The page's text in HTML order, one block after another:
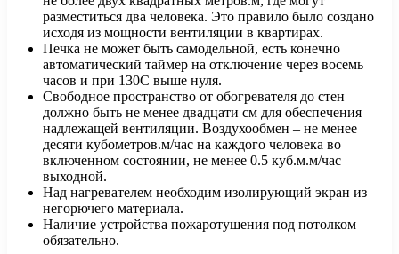
разместиться два человека. Это правило было создано
исходя из мощности вентиляции в квартирах.
Печка не может быть самодельной, есть конечно
автоматический таймер на отключение через восемь
часов и при 130С выше нуля.
Свободное пространство от обогревателя до стен
должно быть не менее двадцати см для обеспечения
надлежащей вентиляции. Воздухообмен – не менее
десяти кубометров.м/час на каждого человека во
включенном состоянии, не менее 0.5 куб.м.м/час
выходной.
Над нагревателем необходим изолирующий экран из
негорючего материала.
Наличие устройства пожаротушения под потолком
обязательно.